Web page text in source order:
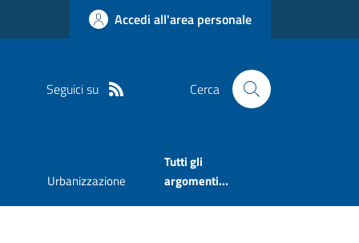
Accedi all'area personale
Seguici su Cerca
Urbanizzazione
Tutti gli
argomenti...